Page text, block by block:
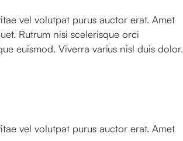
vel volutpat purus auctor erat. Amet
Rutrum nisi scelerisque orci
euismod. Viverra varius nisl duis dolor.
vel volutpat purus auctor erat. Amet